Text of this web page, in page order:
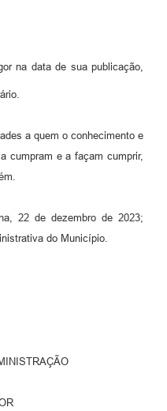
na data de sua publicação,
a quem o conhecimento e
cumpram e a façam cumprir,
22 de dezembro de 2023;
do Município.